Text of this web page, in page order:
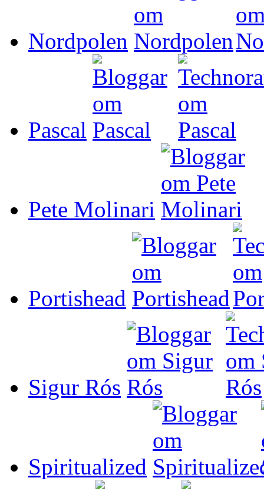
Nordpolen
Pascal
Pete Molinari
Portishead
Sigur Rós
Spiritualized